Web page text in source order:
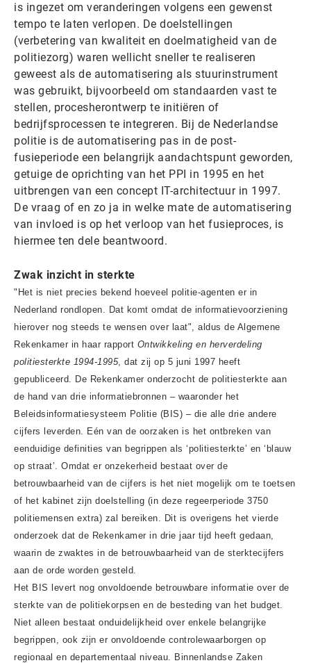
is ingezet om veranderingen volgens een gewenst
tempo te laten verlopen. De doelstellingen
(verbetering van kwaliteit en doelmatigheid van de
politiezorg) waren wellicht sneller te realiseren
geweest als de automatisering als stuurinstrument
was gebruikt, bijvoorbeeld om standaarden vast te
stellen, procesherontwerp te initiëren of
bedrijfsprocessen te integreren. Bij de Nederlandse
politie is de automatisering pas in de post-
fusieperiode een belangrijk aandachtspunt geworden,
getuige de oprichting van het PPI in 1995 en het
uitbrengen van een concept IT-architectuur in 1997.
De vraag of en zo ja in welke mate de automatisering
van invloed is op het verloop van het fusieproces, is
hiermee ten dele beantwoord.
Zwak inzicht in sterkte
"Het is niet precies bekend hoeveel politie-agenten er in
Nederland rondlopen. Dat komt omdat de informatievoorziening
hierover nog steeds te wensen over laat", aldus de Algemene
Rekenkamer in haar rapport Ontwikkeling en herverdeling
politiesterkte 1994-1995, dat zij op 5 juni 1997 heeft
gepubliceerd. De Rekenkamer onderzocht de politiesterkte aan
de hand van drie informatiebronnen – waaronder het
Beleidsinformatiesysteem Politie (BIS) – die alle drie andere
cijfers leverden. Eén van de oorzaken is het ontbreken van
eenduidige definities van begrippen als ‘politiesterkte’ en ‘blauw
op straat’. Omdat er onzekerheid bestaat over de
betrouwbaarheid van de cijfers is het niet mogelijk om te toetsen
of het kabinet zijn doelstelling (in deze regeerperiode 3750
politiemensen extra) zal bereiken. Dit is overigens het vierde
onderzoek dat de Rekenkamer in drie jaar tijd heeft gedaan,
waarin de zwaktes in de betrouwbaarheid van de sterktecijfers
aan de orde worden gesteld.
Het BIS levert nog onvoldoende betrouwbare informatie over de
sterkte van de politiekorpsen en de besteding van het budget.
Niet alleen bestaat onduidelijkheid over enkele belangrijke
begrippen, ook zijn er onvoldoende controlewaarborgen op
regionaal en departementaal niveau. Binnenlandse Zaken